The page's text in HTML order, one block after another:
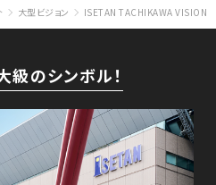
大型ビジョン ISETAN TACHIKAWA VISION
級のシンボル！